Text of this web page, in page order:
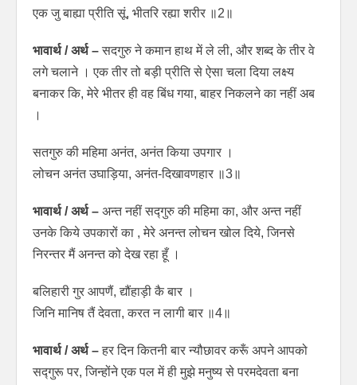
एक जु बाह्या प्रीति सूं, भीतरि रह्या शरीर ॥2॥
भावार्थ / अर्थ –सदगुरु ने कमान हाथ में ले ली, और शब्द के तीर वे
लगे चलाने । एक तीर तो बड़ी प्रीति से ऐसा चला दिया लक्ष्य
बनाकर कि, मेरे भीतर ही वह बिंध गया, बाहर निकलने का नहीं अब
।
सतगुरु की महिमा अनंत, अनंत किया उपगार ।
लोचन अनंत उघाड़िया, अनंत-दिखावणहार ॥3॥
भावार्थ / अर्थ – अन्त नहीं सद्गुरु की महिमा का, और अन्त नहीं
उनके किये उपकारों का , मेरे अनन्त लोचन खोल दिये, जिनसे
निरन्तर मैं अनन्त को देख रहा हूँ ।
बलिहारी गुर आपणैं, द्यौंहाड़ी कै बार ।
जिनि मानिष तैं देवता, करत न लागी बार ॥4॥
भावार्थ / अर्थ –हर दिन कितनी बार न्यौछावर करूँ अपने आपको
सद्गुरू पर, जिन्होंने एक पल में ही मुझे मनुष्य से परमदेवता बना